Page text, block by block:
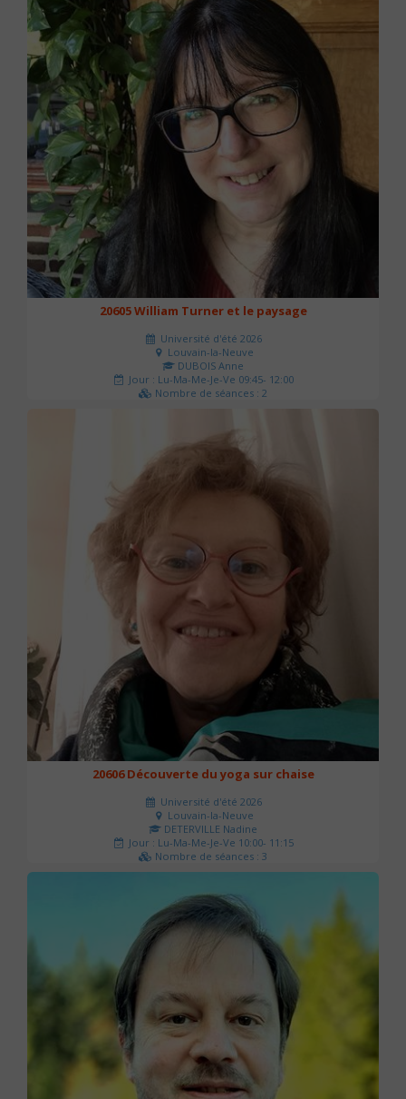
20605 William Turner et le paysage
Université d'été 2026
Louvain-la-Neuve
DUBOIS Anne
Jour : Lu-Ma-Me-Je-Ve 09:45- 12:00
Nombre de séances : 2
20606 Découverte du yoga sur chaise
Université d'été 2026
Louvain-la-Neuve
DETERVILLE Nadine
Jour : Lu-Ma-Me-Je-Ve 10:00- 11:15
Nombre de séances : 3
30 €